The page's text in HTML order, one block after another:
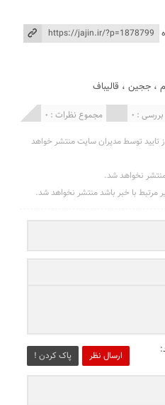
،ججین ، قالیباف
مجموع نظرات : 0 : 0
توسط مدیران سایت منتشر خواهد
نخواهد شد.
مرتبط با خبر باشد منتشر نخواهد شد.
ارسال نظر پاک کردن !